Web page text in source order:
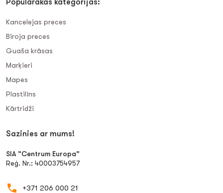
Populārākās kategorijas:
Kancelejas preces
Biroja preces
Guaša krāsas
Marķieri
Mapes
Plastilīns
Kārtridži
Sazinies ar mums!
SIA "Centrum Europa"
Reģ. Nr.: 40003754957
+371 206 000 21